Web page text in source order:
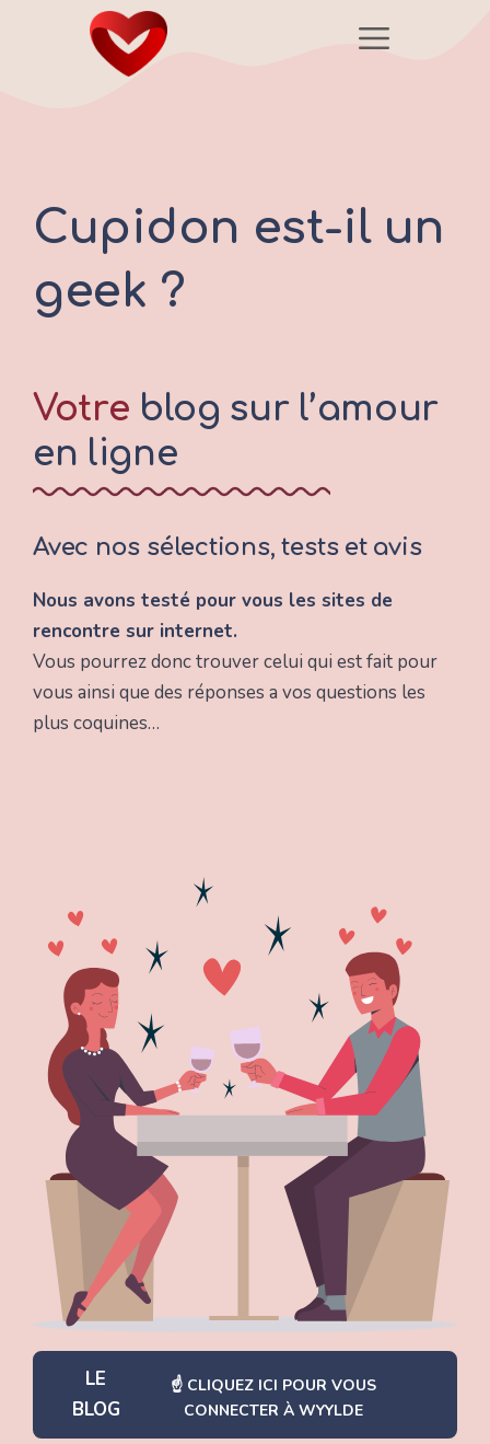
Menu
Cupidon est-il un
geek ?
Votre blog sur l’amour
en ligne
Avec nos sélections, tests et avis
Nous avons testé pour vous les sites de
rencontre sur internet.
Vous pourrez donc trouver celui qui est fait pour
vous ainsi que des réponses a vos questions les
plus coquines…
LE
BLOG